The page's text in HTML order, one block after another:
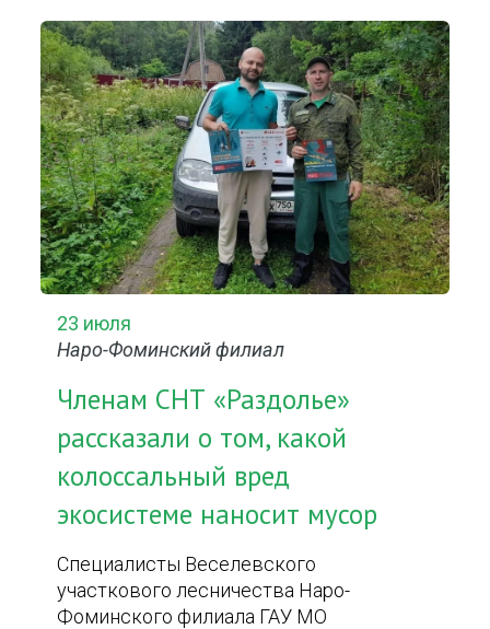
23 июля
Наро-Фоминский филиал
Членам СНТ «Раздолье»
рассказали о том, какой
колоссальный вред
экосистеме наносит мусор
Специалисты Веселевского
участкового лесничества Наро-
Фоминского филиала ГАУ МО